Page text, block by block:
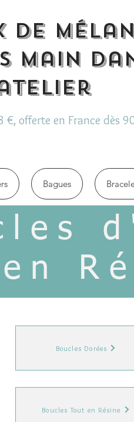
de
main
€, offerte en France dès
Bagues
en
Boucles Dorées
Boucles Tout en Résine